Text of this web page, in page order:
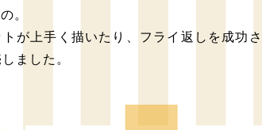
。
が上手く描いたり、フライ返しを成功
ました。